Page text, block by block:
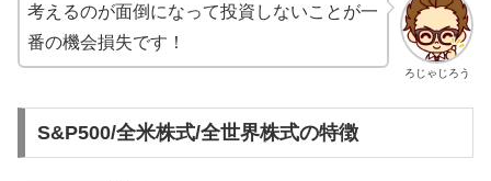
ろじゃじろう
考えるのが面倒になって投資しないことが一
番の機会損失です！
S&P500/全米株式/全世界株式の特徴